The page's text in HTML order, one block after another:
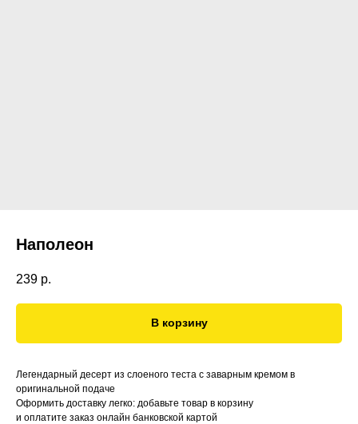
Наполеон
239 р.
В корзину
Легендарный десерт из слоеного теста с заварным кремом в
оригинальной подаче ⠀
Оформить доставку легко: добавьте товар в корзину
и оплатите заказ онлайн банковской картой